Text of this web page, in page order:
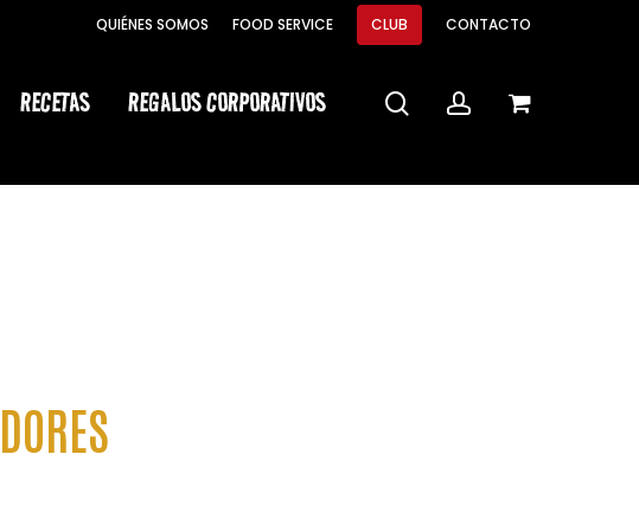
QUIÉNES SOMOS FOOD SERVICE CLUB CONTACTO
RECETAS REGALOS CORPORATIVOS searchaccount